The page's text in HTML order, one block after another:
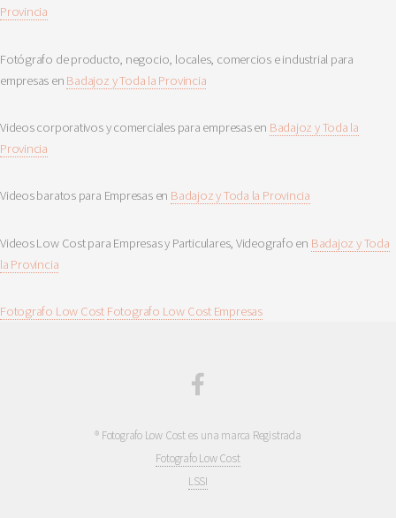
Provincia
Fotógrafo de producto, negocio, locales, comercios e industrial para
empresas en Badajoz y Toda la Provincia
Videos corporativos y comerciales para empresas en Badajoz y Toda la
Provincia
Videos baratos para Empresas en Badajoz y Toda la Provincia
Videos Low Cost para Empresas y Particulares, Videografo en Badajoz y Toda
la Provincia
Fotografo Low Cost Fotografo Low Cost Empresas
® Fotografo Low Cost es una marca Registrada
Fotografo Low Cost
LSSI